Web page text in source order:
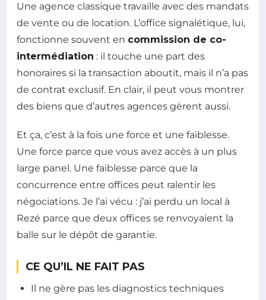
Une agence classique travaille avec des mandats
de vente ou de location. L’office signalétique, lui,
fonctionne souvent en commission de co-
intermédiation : il touche une part des
honoraires si la transaction aboutit, mais il n’a pas
de contrat exclusif. En clair, il peut vous montrer
des biens que d’autres agences gèrent aussi.
Et ça, c’est à la fois une force et une faiblesse.
Une force parce que vous avez accès à un plus
large panel. Une faiblesse parce que la
concurrence entre offices peut ralentir les
négociations. Je l’ai vécu : j’ai perdu un local à
Rezé parce que deux offices se renvoyaient la
balle sur le dépôt de garantie.
CE QU’IL NE FAIT PAS
Il ne gère pas les diagnostics techniques